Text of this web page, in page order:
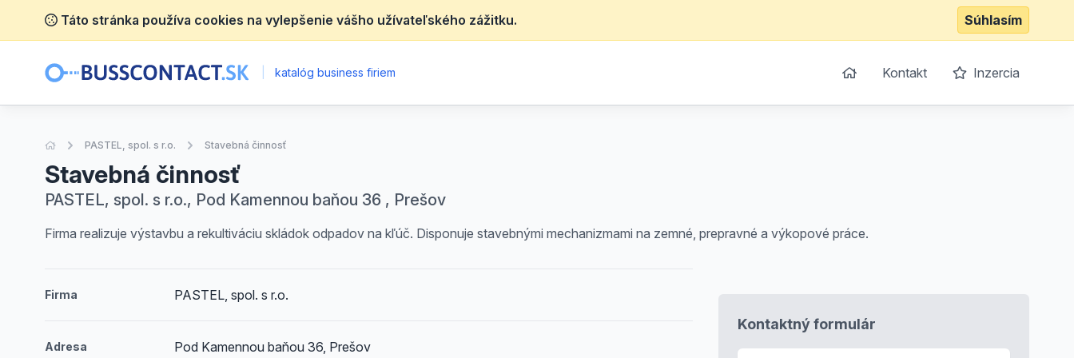
Táto stránka používa cookies na vylepšenie vášho užívateľského zážitku. Súhlasím
katalóg business firiem Kontakt Inzercia
Úvodná stránka
PASTEL, spol. s r.o. Stavebná činnosť
Stavebná činnosť
PASTEL, spol. s r.o., Pod Kamennou baňou 36 , Prešov
Firma realizuje výstavbu a rekultiváciu skládok odpadov na kľúč. Disponuje stavebnými mechanizmami na zemné, prepravné a výkopové práce.
Firma PASTEL, spol. s r.o.
Adresa Pod Kamennou baňou 36, Prešov
Kontaktný formulár